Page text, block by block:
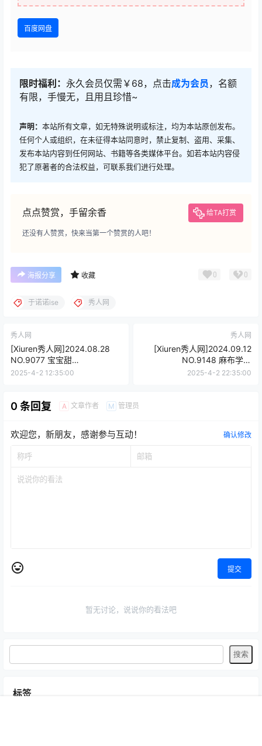
百度网盘
限时福利： 永久会员仅需￥68，点击成为会员 ，名额
有限，手慢无，且用且珍惜~
声明： 本站所有文章，如无特殊说明或标注，均为本站原创发布。
任何个人或组织，在未征得本站同意时，禁止复制、盗用、采集、
发布本站内容到任何网站、书籍等各类媒体平台。如若本站内容侵
犯了原著者的合法权益，可联系我们进行处理。
点点赞赏，手留余香 给TA打赏
还没有人赞赏，快来当第一个赞赏的人吧！
海报分享 收藏 0 0
于诺诺ise 秀人网
秀人网
[Xiuren秀人网]2024.08.28
NO.9077 宝宝甜
[84+1P/681MB]
2025-4-2 12:35:00
秀人网
[Xiuren秀人网]2024.09.12
NO.9148 麻布学妹
[86+1P/775MB]
2025-4-2 22:35:00
0 条回复 A 文章作者 M 管理员
欢迎您，新朋友，感谢参与互动！ 确认修改
提交
暂无讨论，说说你的看法吧
标签